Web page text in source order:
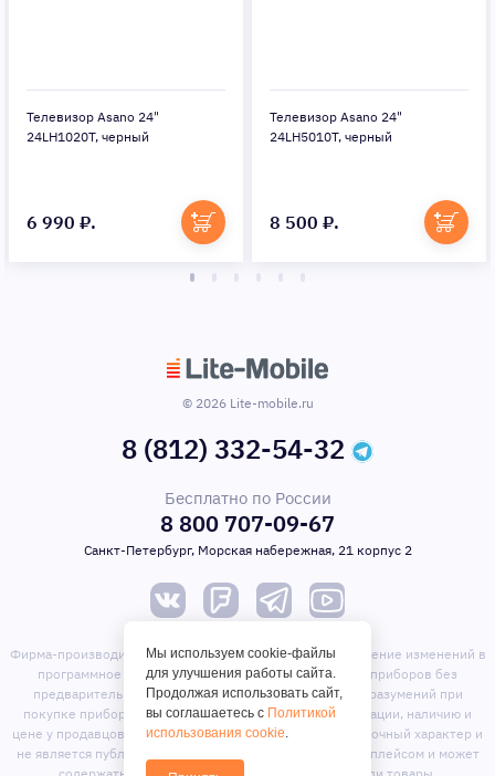
Телевизор Asano 24"
24LH1020T, черный
6 990 ₽.
Телевизор Asano 24"
24LH5010T, черный
8 500 ₽.
© 2026 Lite-mobile.ru
8 (812) 332-54-32
Бесплатно по России
8 800 707-09-67
Санкт-Петербург, Морская набережная, 21 корпус 2
Фирма-производитель оставляет за собой право на внесение изменений в
программное обеспечение, дизайн и комплектацию приборов без
предварительного уведомления. Во избежание недоразумений при
покупке приборов уточняйте информацию о комплектации, наличию и
цене у продавцов. Вся информация на сайте носит справочный характер и
не является публичной офертой. Сайт является маркет-плейсом и может
Мы используем cookie-файлы
для улучшения работы сайта.
Продолжая использовать сайт,
вы соглашаетесь с Политикой
использования cookie.